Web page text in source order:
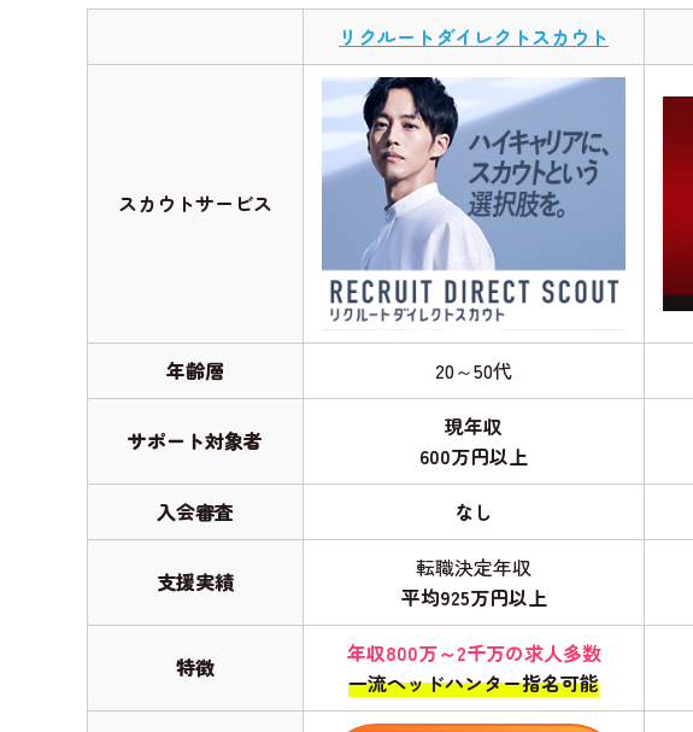
リクルートダイレクトスカウト
スカウトサービス
年齢層 20～50代
サポート対象者
現年収
600万円以上
入会審査
なし
支援実績
転職決定年収
平均925万円以上
特徴
年収800万～2千万の求人多数
一流ヘッドハンター指名可能